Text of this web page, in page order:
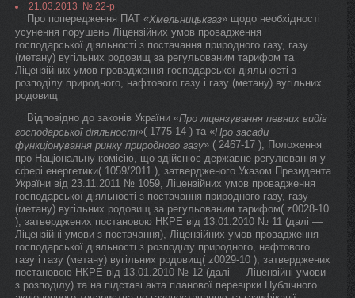
21.03.2013 № 22-р
Про попередження ПАТ «Хмельницькгаз» щодо необхідності
усунення порушень Ліцензійних умов провадження
господарської діяльності з постачання природного газу, газу
(метану) вугільних родовищ за регульованим тарифом та
Ліцензійних умов провадження господарської діяльності з
розподілу природного, нафтового газу і газу (метану) вугільних
родовищ
Відповідно до законів України «Про ліцензування певних видів
господарської діяльності»( 1775-14 ) та «Про засади
функціонування ринку природного газу» ( 2467-17 ), Положення
про Національну комісію, що здійснює державне регулювання у
сфері енергетики( 1059/2011 ), затвердженого Указом Президента
України від 23.11.2011 № 1059, Ліцензійних умов провадження
господарської діяльності з постачання природного газу, газу
(метану) вугільних родовищ за регульованим тарифом( z0028-10
), затверджених постановою НКРЕ від 13.01.2010 № 11 (далі —
Ліцензійні умови з постачання), Ліцензійних умов провадження
господарської діяльності з розподілу природного, нафтового
газу і газу (метану) вугільних родовищ( z0029-10 ), затверджених
постановою НКРЕ від 13.01.2010 № 12 (далі — Ліцензійні умови
з розподілу) та на підставі акта планової перевірки Публічного